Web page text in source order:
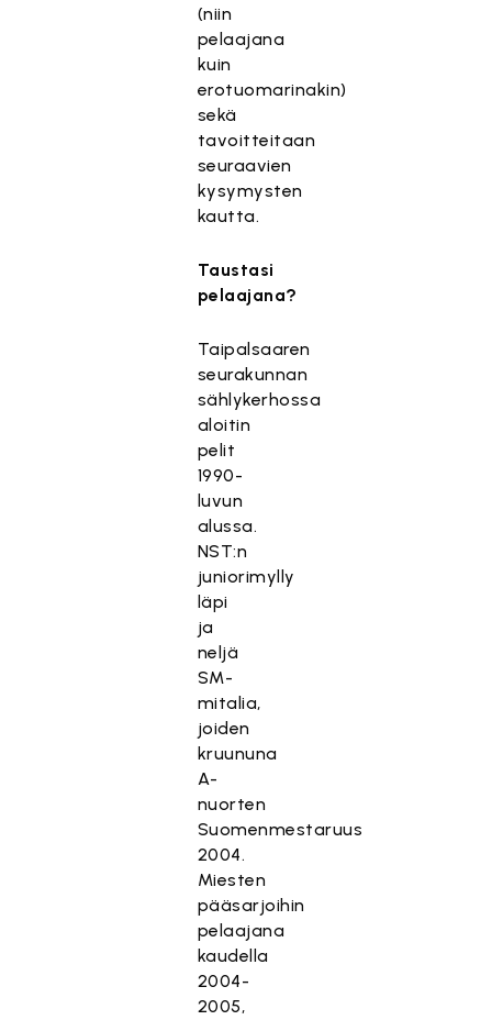
(niin
pelaajana
kuin
erotuomarinakin)
sekä
tavoitteitaan
seuraavien
kysymysten
kautta.
Taustasi
pelaajana?
Taipalsaaren
seurakunnan
sählykerhossa
aloitin
pelit
1990-
luvun
alussa.
NST:n
juniorimylly
läpi
ja
neljä
SM-
mitalia,
joiden
kruununa
A-
nuorten
Suomenmestaruus
2004.
Miesten
pääsarjoihin
pelaajana
kaudella
2004-
2005,